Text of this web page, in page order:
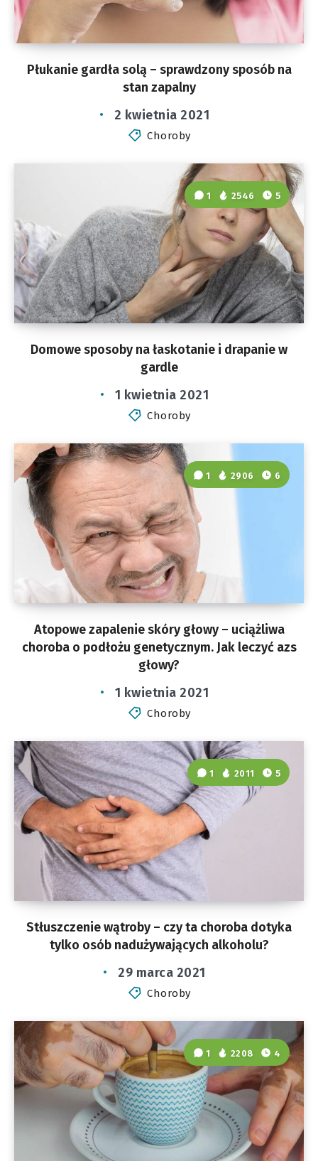
Płukanie gardła solą – sprawdzony sposób na
stan zapalny
2 kwietnia 2021
Choroby
Domowe sposoby na łaskotanie i drapanie w
gardle
1 2546 5
1 kwietnia 2021
Choroby
Atopowe zapalenie skóry głowy – uciążliwa
choroba o podłożu genetycznym. Jak leczyć azs
głowy?
1 2906 6
1 kwietnia 2021
Choroby
Stłuszczenie wątroby – czy ta choroba dotyka
tylko osób nadużywających alkoholu?
1 2011 5
29 marca 2021
Choroby
1 2208 4